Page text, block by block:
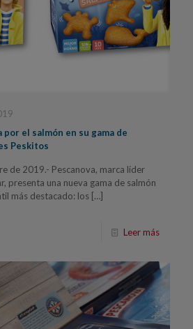
por el salmón en su gama de
Peskitos
de 2019.- Pescanova, marca líder
presenta una nueva gama de salmón
más destacado: los […]
Leer más